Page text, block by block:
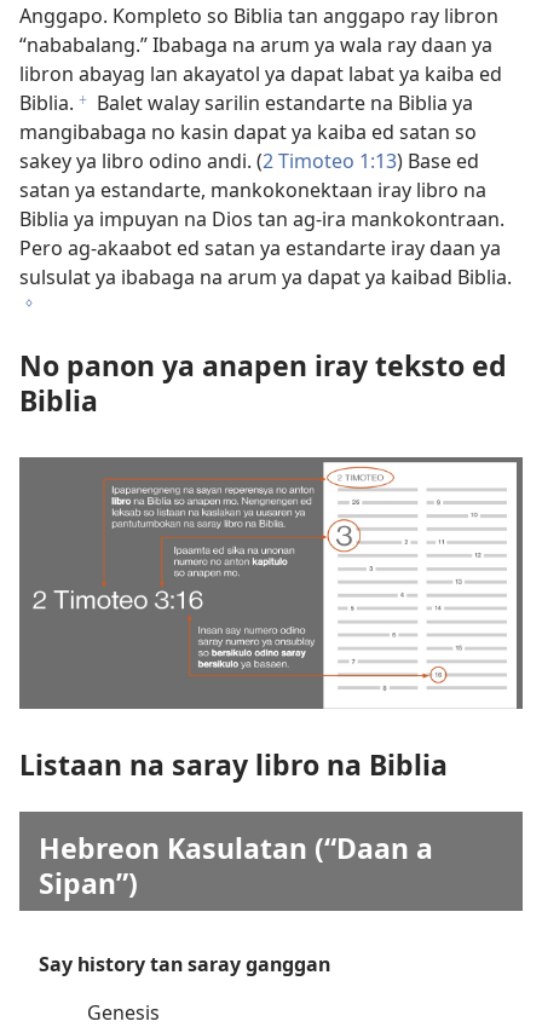
Anggapo. Kompleto so Biblia tan anggapo ray libron
“nababalang.” Ibabaga na arum ya wala ray daan ya
libron abayag lan akayatol ya dapat labat ya kaiba ed
Biblia. f Balet walay sarilin estandarte na Biblia ya
mangibabaga no kasin dapat ya kaiba ed satan so
sakey ya libro odino andi. (2 Timoteo 1:13) Base ed
satan ya estandarte, mankokonektaan iray libro na
Biblia ya impuyan na Dios tan ag-ira mankokontraan.
Pero ag-akaabot ed satan ya estandarte iray daan ya
sulsulat ya ibabaga na arum ya dapat ya kaibad Biblia.
g
No panon ya anapen iray teksto ed
Biblia
Listaan na saray libro na Biblia
Hebreon Kasulatan (“Daan a
Sipan”)
Say history tan saray ganggan
Genesis